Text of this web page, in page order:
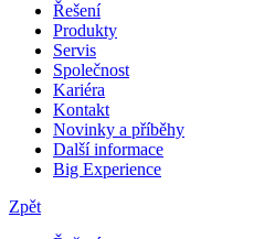
Řešení
Produkty
Servis
Společnost
Kariéra
Kontakt
Novinky a příběhy
Další informace
Big Experience
Zpět